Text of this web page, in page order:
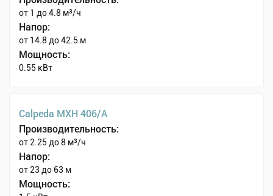
от 1 до 4.8 м³/ч
Напор:
от 14.8 до 42.5 м
Мощность:
0.55 кВт
Calpeda MXH 406/A
Производительность:
от 2.25 до 8 м³/ч
Напор:
от 23 до 63 м
Мощность: